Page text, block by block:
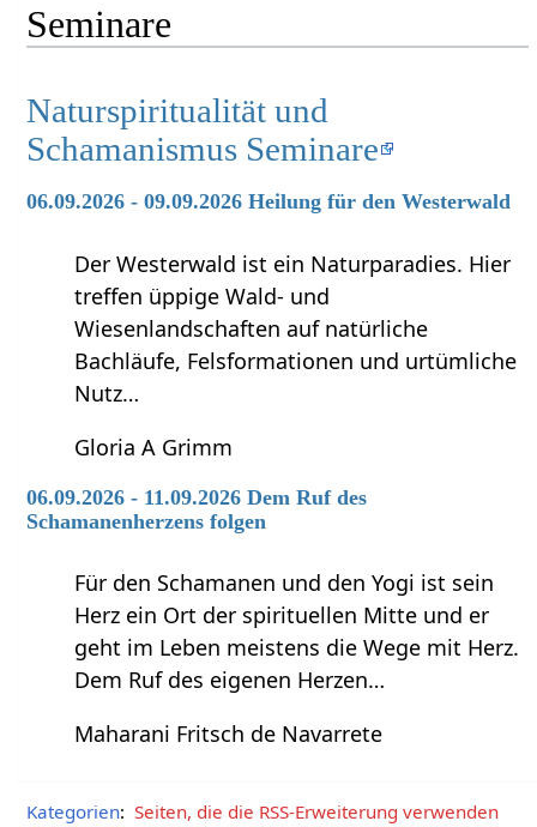
Seminare
Naturspiritualität und
Schamanismus Seminare
06.09.2026 - 09.09.2026 Heilung für den Westerwald
Der Westerwald ist ein Naturparadies. Hier
treffen üppige Wald- und
Wiesenlandschaften auf natürliche
Bachläufe, Felsformationen und urtümliche
Nutz…
Gloria A Grimm
06.09.2026 - 11.09.2026 Dem Ruf des
Schamanenherzens folgen
Für den Schamanen und den Yogi ist sein
Herz ein Ort der spirituellen Mitte und er
geht im Leben meistens die Wege mit Herz.
Dem Ruf des eigenen Herzen…
Maharani Fritsch de Navarrete
Kategorien: Seiten, die die RSS-Erweiterung verwenden